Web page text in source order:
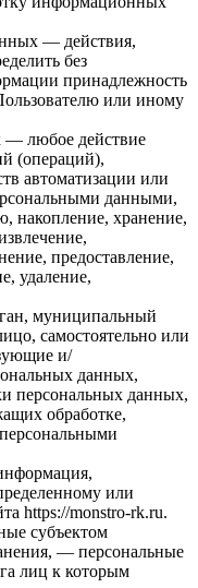
— действия,
без
принадлежность
или иному
— любое действие
(операций),
автоматизации или
данными,
накопление, хранение,
предоставление,
удаление,
муниципальный
самостоятельно или
и/
данных,
персональных данных,
обработке,
или
https://monstro-rk.ru.
субъектом
— персональные
лиц к которым